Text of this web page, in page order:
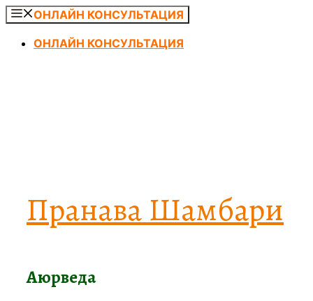
Перейти
содержимому
ОНЛАЙН КОНСУЛЬТАЦИЯ
ОНЛАЙН КОНСУЛЬТАЦИЯ
Пранава Шамбари
Аюрведа